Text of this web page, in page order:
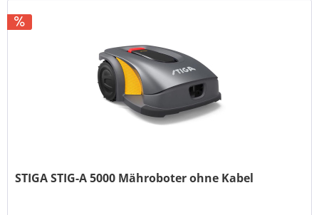
STIGA STIG-A 5000 Mähroboter ohne Kabel